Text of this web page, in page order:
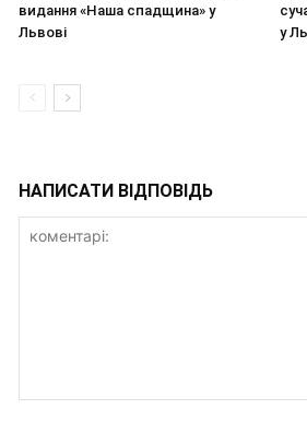
видання «Наша спадщина» у
Львові
у
НАПИСАТИ ВІДПОВІДЬ